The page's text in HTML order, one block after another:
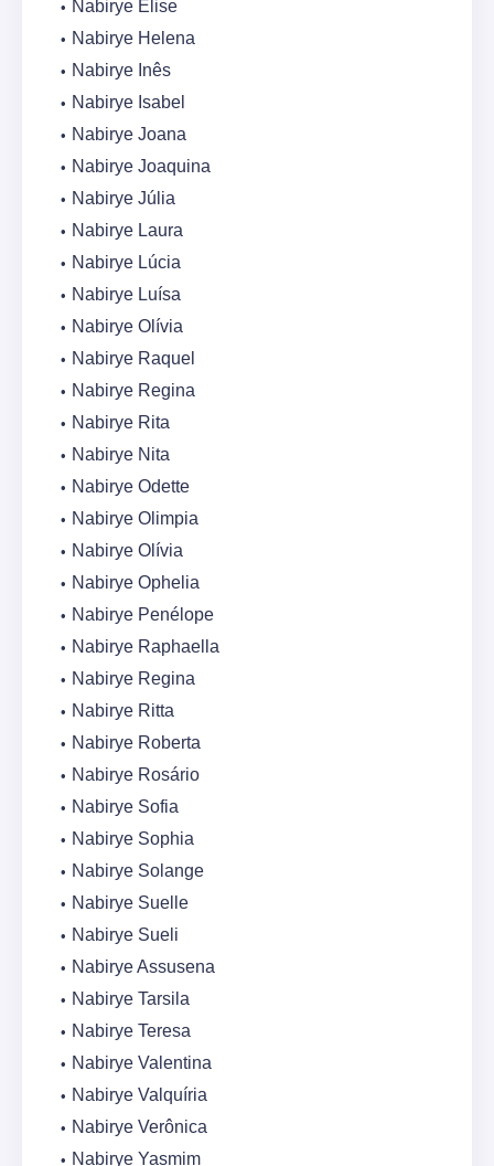
Nabirye Elise
Nabirye Helena
Nabirye Inês
Nabirye Isabel
Nabirye Joana
Nabirye Joaquina
Nabirye Júlia
Nabirye Laura
Nabirye Lúcia
Nabirye Luísa
Nabirye Olívia
Nabirye Raquel
Nabirye Regina
Nabirye Rita
Nabirye Nita
Nabirye Odette
Nabirye Olimpia
Nabirye Olívia
Nabirye Ophelia
Nabirye Penélope
Nabirye Raphaella
Nabirye Regina
Nabirye Ritta
Nabirye Roberta
Nabirye Rosário
Nabirye Sofia
Nabirye Sophia
Nabirye Solange
Nabirye Suelle
Nabirye Sueli
Nabirye Assusena
Nabirye Tarsila
Nabirye Teresa
Nabirye Valentina
Nabirye Valquíria
Nabirye Verônica
Nabirye Yasmim